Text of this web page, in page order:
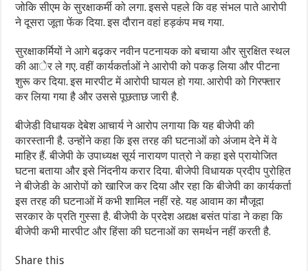
जोकि सीएम के सुरक्षाकर्मी को लगा. इससे पहले कि वह संभल पाते आरोपी
ने दूसरा जूता फेंक दिया. इस दौरान वहां हड़कंप मच गया.
सुरक्षाकर्मियों ने आगे बढ़कर नवीन पटनायक को बचाया और सुरक्षित स्थल
की आेर ले गए. वहीं कार्यकर्ताओं ने आरोपी को पकड़ लिया और पीटना
शुरू कर दिया. इस मारपीट में आरोपी घायल हो गया. आरोपी को गिरफ्तार
कर लिया गया है और उससे पूछताछ जारी है.
बीजेडी विधायक देबेश आचार्य ने आरोप लगाया कि यह बीजेपी की
कारस्तानी है. उन्होंने कहा कि इस तरह की घटनाओं को अंजाम देने में वे
माहिर हैं. बीजेपी के उपाध्यक्ष सूर्य नारायण पात्रो ने कहा इसे प्रायोजित
घटना बताया और इसे निंदनीय करार दिया. बीजेपी विधायक प्रदीप पुरोहित
ने बीजेडी के आरोपों को खारिज कर दिया और रहा कि बीजेपी का कार्यकर्ता
इस तरह की घटनाओं में कभी शामिल नहीं रहे. यह आवाम का मौजूदा
सरकार के प्रति गुस्सा है. बीजेपी के प्रदेश अद्यक्ष बसंत पांडा ने कहा कि
बीजेपी कभी मारपीट और हिंसा की घटनाओं का समर्थन नहीं करती है.
Share this